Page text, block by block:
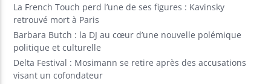
La French Touch perd l’une de ses figures : Kavinsky
retrouvé mort à Paris
Barbara Butch : la DJ au cœur d’une nouvelle polémique
politique et culturelle
Delta Festival : Mosimann se retire après des accusations
visant un cofondateur